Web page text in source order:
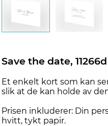
Save the date, 11266d
Et enkelt kort som kan
slik at de kan holde av
Prisen inkluderer: Din
hvitt, tykt papir.